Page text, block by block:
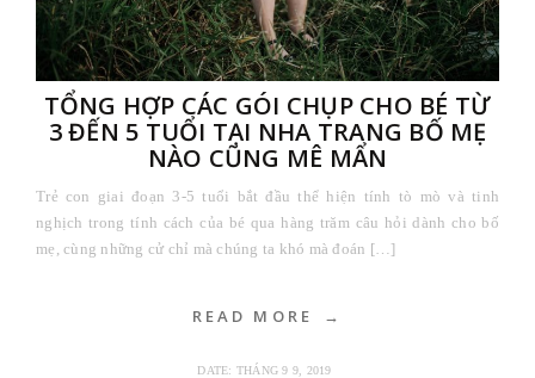
TỔNG HỢP CÁC GÓI CHỤP CHO BÉ TỪ
3 ĐẾN 5 TUỔI TẠI NHA TRANG BỐ MẸ
NÀO CŨNG MÊ MẨN
Trẻ con giai đoạn 3-5 tuổi bắt đầu thể hiện tính tò mò và tinh
nghịch trong tính cách của bé qua hàng trăm câu hỏi dành cho bố
mẹ, cùng những cử chỉ mà chúng ta khó mà đoán […]
READ MORE
DATE: THÁNG 9 9, 2019